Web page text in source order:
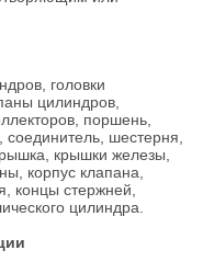
головки
цилиндров,
поршень,
шестерня,
крышки железы,
корпус клапана,
концы стержней,
цилиндра.